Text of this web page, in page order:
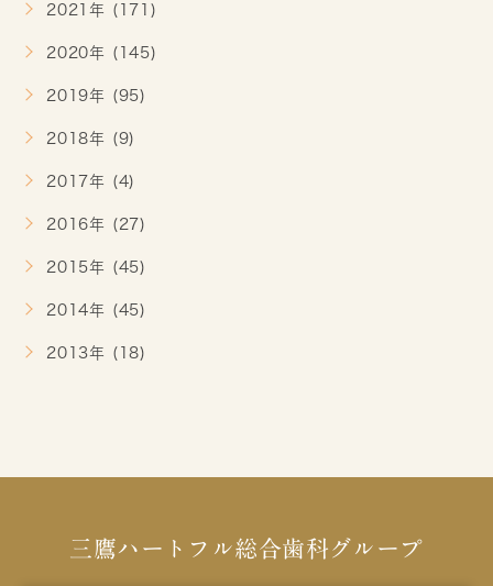
2021年 (171)
2020年 (145)
2019年 (95)
2018年 (9)
2017年 (4)
2016年 (27)
2015年 (45)
2014年 (45)
2013年 (18)
三鷹ハートフル総合歯科グループ